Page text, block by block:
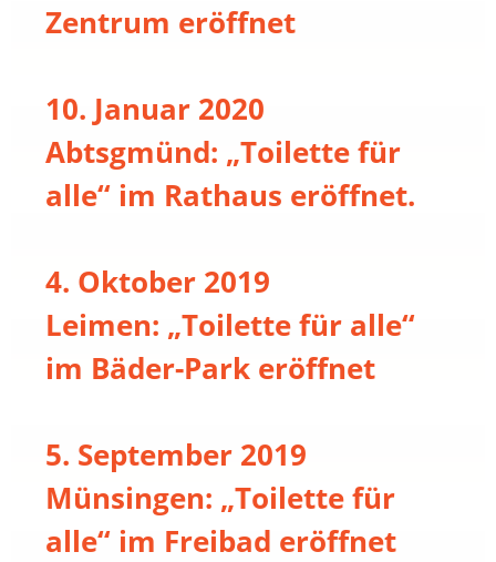
Zentrum eröffnet
10. Januar 2020
Abtsgmünd: „Toilette für
alle“ im Rathaus eröffnet.
4. Oktober 2019
Leimen: „Toilette für alle“
im Bäder-Park eröffnet
5. September 2019
Münsingen: „Toilette für
alle“ im Freibad eröffnet